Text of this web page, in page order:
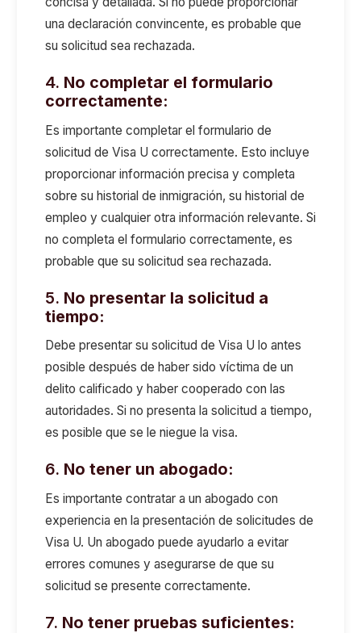
una declaración convincente, es probable que
su solicitud sea rechazada.
4. No completar el formulario
correctamente:
Es importante completar el formulario de
solicitud de Visa U correctamente. Esto incluye
proporcionar información precisa y completa
sobre su historial de inmigración, su historial de
empleo y cualquier otra información relevante. Si
no completa el formulario correctamente, es
probable que su solicitud sea rechazada.
5. No presentar la solicitud a
tiempo:
Debe presentar su solicitud de Visa U lo antes
posible después de haber sido víctima de un
delito calificado y haber cooperado con las
autoridades. Si no presenta la solicitud a tiempo,
es posible que se le niegue la visa.
6. No tener un abogado:
Es importante contratar a un abogado con
experiencia en la presentación de solicitudes de
Visa U. Un abogado puede ayudarlo a evitar
errores comunes y asegurarse de que su
solicitud se presente correctamente.
7. No tener pruebas suficientes: